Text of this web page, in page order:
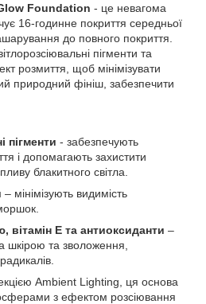
Foundation - це невагома
16-годинне покриття середньої
до повного покриття.
пігменти та
розмиття, щоб мінімізувати
природний фініш, забезпечити
пігменти - забезпечують
і допомагають захистити
блакитного світла.
– мінімізують видимість
вітамін Е та антиоксиданти –
шкірою та зволоження,
Ambient Lighting, ця основа
з ефектом розсіювання